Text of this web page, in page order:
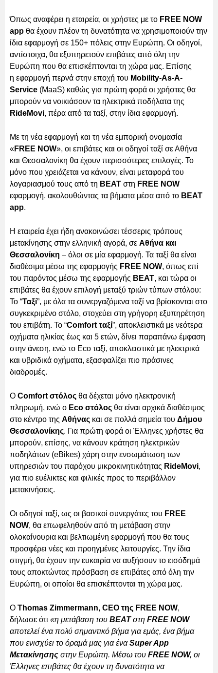
Όπως αναφέρει η εταιρεία, οι χρήστες με το FREE NOW
app θα έχουν πλέον τη δυνατότητα να χρησιμοποιούν την
ίδια εφαρμογή σε 150+ πόλεις στην Ευρώπη. Οι οδηγοί,
αντίστοιχα, θα εξυπηρετούν επιβάτες από όλη την
Ευρώπη που θα επισκέπτονται τη χώρα μας. Επίσης
η εφαρμογή περνά στην εποχή του Mobility-As-A-
Service (MaaS) καθώς για πρώτη φορά οι χρήστες θα
μπορούν να νοικιάσουν τα ηλεκτρικά ποδήλατα της
RideMovi, πέρα από τα ταξί, στην ίδια εφαρμογή.
Με τη νέα εφαρμογή και τη νέα εμπορική ονομασία
«FREE NOW», οι επιβάτες και οι οδηγοί ταξί σε Αθήνα
και Θεσσαλονίκη θα έχουν περισσότερες επιλογές. Το
μόνο που χρειάζεται να κάνουν, είναι μεταφορά του
λογαριασμού τους από τη BEAT στη FREE NOW
εφαρμογή, ακολουθώντας τα βήματα μέσα από το BEAT
app.
Η εταιρεία έχει ήδη ανακοινώσει τέσσερις τρόπους
μετακίνησης στην ελληνική αγορά, σε Αθήνα και
Θεσσαλονίκη – όλοι σε μία εφαρμογή. Τα ταξί θα είναι
διαθέσιμα μέσω της εφαρμογής FREE NOW, όπως επί
του παρόντος μέσω της εφαρμογής BEAT, και τώρα οι
επιβάτες θα έχουν επιλογή μεταξύ τριών τύπων στόλου:
Το “Ταξί”, με όλα τα συνεργαζόμενα ταξί να βρίσκονται στο
συγκεκριμένο στόλο, στοχεύει στη γρήγορη εξυπηρέτηση
του επιβάτη. Το “Comfort ταξί”, αποκλειστικά με νεότερα
οχήματα ηλικίας έως και 5 ετών, δίνει παραπάνω έμφαση
στην άνεση, ενώ το Eco ταξί, αποκλειστικά με ηλεκτρικά
και υβριδικά οχήματα, εξασφαλίζει πιο πράσινες
διαδρομές.
Ο Comfort στόλος θα δέχεται μόνο ηλεκτρονική
πληρωμή, ενώ ο Eco στόλος θα είναι αρχικά διαθέσιμος
στο κέντρο της Αθήνας και σε πολλά σημεία του Δήμου
Θεσσαλονίκης. Για πρώτη φορά οι Έλληνες χρήστες θα
μπορούν, επίσης, να κάνουν κράτηση ηλεκτρικών
ποδηλάτων (eBikes) χάρη στην ενσωμάτωση των
υπηρεσιών του παρόχου μικροκινητικότητας RideMovi,
για πιο ευέλικτες και φιλικές προς το περιβάλλον
μετακινήσεις.
Οι οδηγοί ταξί, ως οι βασικοί συνεργάτες του FREE
NOW, θα επωφεληθούν από τη μετάβαση στην
ολοκαίνουρια και βελτιωμένη εφαρμογή που θα τους
προσφέρει νέες και προηγμένες λειτουργίες. Την ίδια
στιγμή, θα έχουν την ευκαιρία να αυξήσουν το εισόδημά
τους αποκτώντας πρόσβαση σε επιβάτες από όλη την
Ευρώπη, οι οποίοι θα επισκέπτονται τη χώρα μας.
Ο Thomas Zimmermann, CEO της FREE NOW,
δήλωσε ότι «η μετάβαση του BEATστη FREE NOW
αποτελεί ένα πολύ σημαντικό βήμα για εμάς, ένα βήμα
που ενισχύει το όραμά μας για έναSuper App
Μετακίνησης στην Ευρώπη. Μέσω του FREE NOW, οι
Έλληνες επιβάτες θα έχουν τη δυνατότητα να